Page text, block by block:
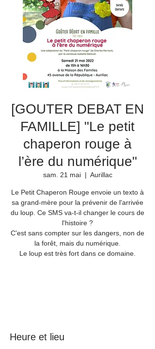
[GOUTER DEBAT EN
FAMILLE] "Le petit
chaperon rouge à
l’ère du numérique"
sam. 21 mai
  |
Aurillac
Le Petit Chaperon Rouge envoie un texto à
sa grand-mère pour la prévenir de l'arrivée
du loup. Ce SMS va-t-il changer le cours de
l'histoire ?
C'est sans compter sur les dangers, non de
la forêt, mais du numérique.
Le loup est très fort dans ce domaine.
Heure et lieu